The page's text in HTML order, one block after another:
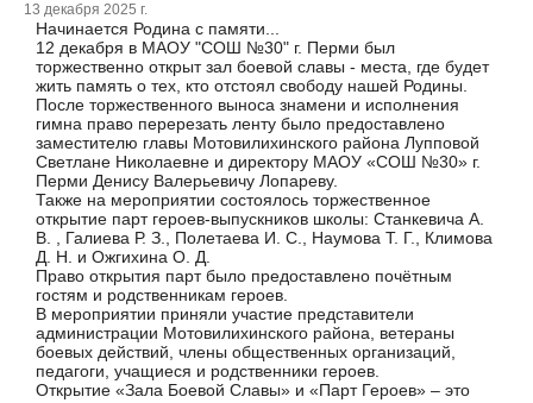
13 декабря 2025 г.
Начинается Родина с памяти...
12 декабря в МАОУ "СОШ №30" г. Перми был
торжественно открыт зал боевой славы - места, где будет
жить память о тех, кто отстоял свободу нашей Родины.
После торжественного выноса знамени и исполнения
гимна право перерезать ленту было предоставлено
заместителю главы Мотовилихинского района Лупповой
Светлане Николаевне и директору МАОУ «СОШ №30» г.
Перми Денису Валерьевичу Лопареву.
Также на мероприятии состоялось торжественное
открытие парт героев-выпускников школы: Станкевича А.
В. , Галиева Р. З., Полетаева И. С., Наумова Т. Г., Климова
Д. Н. и Ожгихина О. Д.
Право открытия парт было предоставлено почётным
гостям и родственникам героев.
В мероприятии приняли участие представители
администрации Мотовилихинского района, ветераны
боевых действий, члены общественных организаций,
педагоги, учащиеся и родственники героев.
Открытие «Зала Боевой Славы» и «Парт Героев» – это